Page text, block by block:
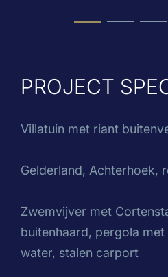
PROJECT
Villatuin met riant
Gelderland, Achterhoek,
Zwemvijver met
buitenhaard, pergola
water, stalen carport